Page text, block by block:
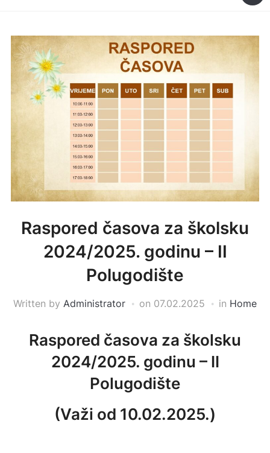
Raspored časova za školsku
2024/2025. godinu – II
Polugodište
Written by Administrator on 07.02.2025 in Home
Raspored časova za školsku
2024/2025. godinu – II
Polugodište
(Važi od 10.02.2025.)